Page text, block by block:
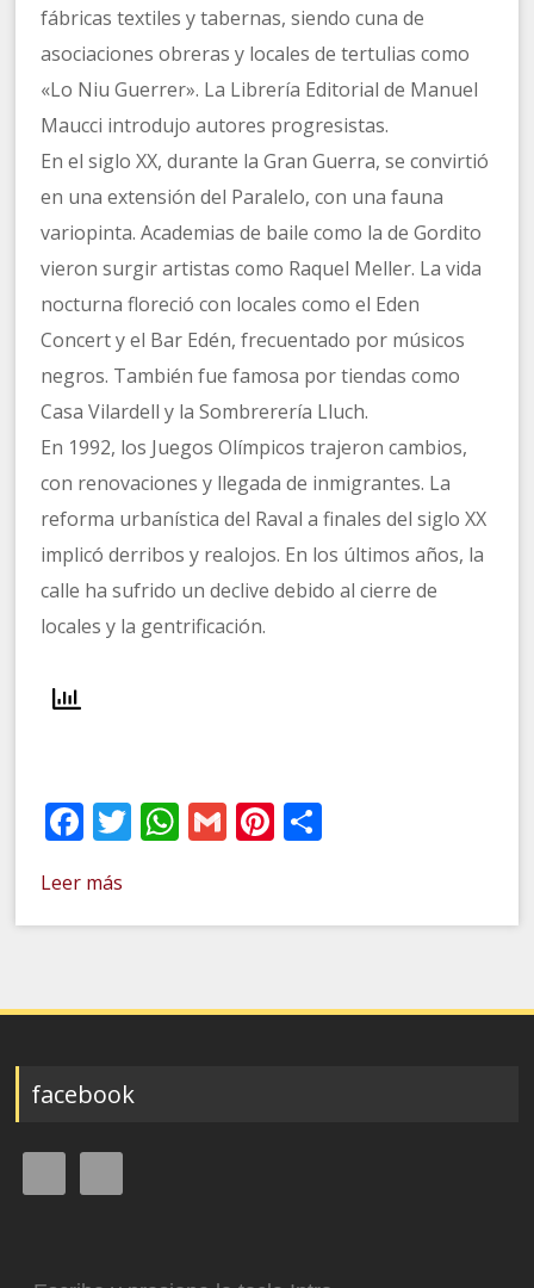
fábricas textiles y tabernas, siendo cuna de
asociaciones obreras y locales de tertulias como
«Lo Niu Guerrer». La Librería Editorial de Manuel
Maucci introdujo autores progresistas.
En el siglo XX, durante la Gran Guerra, se convirtió
en una extensión del Paralelo, con una fauna
variopinta. Academias de baile como la de Gordito
vieron surgir artistas como Raquel Meller. La vida
nocturna floreció con locales como el Eden
Concert y el Bar Edén, frecuentado por músicos
negros. También fue famosa por tiendas como
Casa Vilardell y la Sombrerería Lluch.
En 1992, los Juegos Olímpicos trajeron cambios,
con renovaciones y llegada de inmigrantes. La
reforma urbanística del Raval a finales del siglo XX
implicó derribos y realojos. En los últimos años, la
calle ha sufrido un declive debido al cierre de
locales y la gentrificación.
Facebook
Twitter
WhatsApp
GmailPinterest
Leer más
facebook